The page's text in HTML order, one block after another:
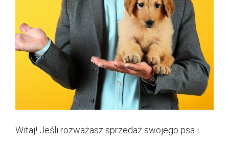
Witaj! Jeśli rozważasz sprzedaż swojego psa i